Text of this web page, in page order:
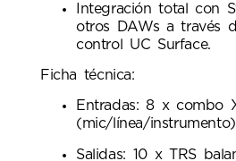
Integración total con
otros DAWs a través
control UC Surface.
Ficha técnica:
Entradas: 8 x combo
(mic/línea/instrumento)
Salidas: 10 x TRS